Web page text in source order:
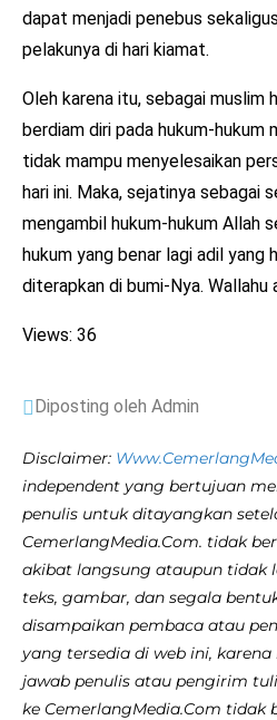
dapat menjadi penebus
pelakunya di hari kiamat.
Oleh karena itu, sebagai muslim
berdiam diri pada hukum-hukum
tidak mampu menyelesaikan
hari ini. Maka, sejatinya sebagai
mengambil hukum-hukum Allah
hukum yang benar lagi adil yang
diterapkan di bumi-Nya. Wallahu
Views: 36
Diposting oleh Admin
Disclaimer:
independent yang bertujuan
penulis untuk ditayangkan
CemerlangMedia.Com. tidak
akibat langsung ataupun tidak
teks, gambar, dan segala
disampaikan pembaca atau
yang tersedia di web ini,
jawab penulis atau pengirim
ke CemerlangMedia.Com tidak